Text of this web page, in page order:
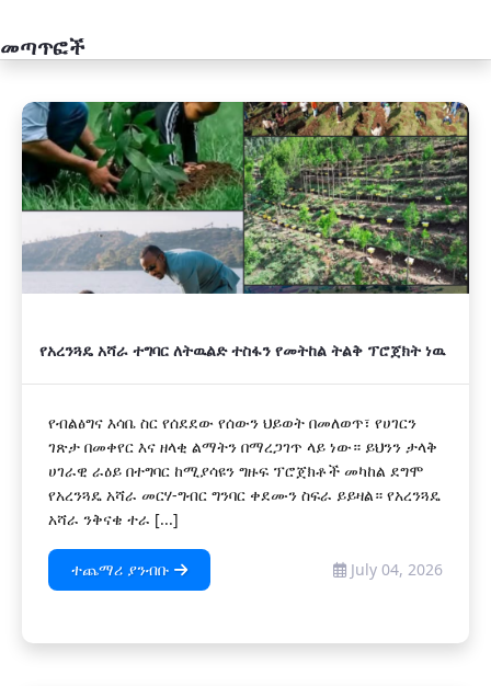
መጣጥፎች
አዲስ
የአረንጓዴ አሻራ ተግባር ለትዉልድ ተስፋን የመትከል ትልቅ ፕሮጀክት ነዉ
የብልፅግና እሳቤ ስር የሰደደው የሰውን ህይወት በመለወጥ፣ የሀገርን
ገጽታ በመቀየር እና ዘላቂ ልማትን በማረጋገጥ ላይ ነው። ይህንን ታላቅ
ሀገራዊ ራዕይ በተግባር ከሚያሳዩን ግዙፍ ፕሮጀክቶች መካከል ደግሞ
የአረንጓዴ አሻራ መርሃ-ግብር ግንባር ቀደሙን ስፍራ ይይዛል። የአረንጓዴ
አሻራ ንቅናቄ ተራ [...]
ተጨማሪ ያንብቡ July 04, 2026